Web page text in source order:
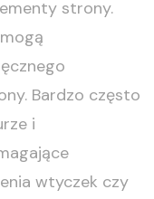
strony.
Bardzo często
i
wtyczek czy